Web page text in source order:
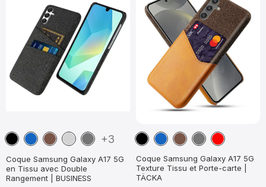
NoirBleuMarron
GrisGris +3
Coque Samsung Galaxy A17 5G
en Tissu avec Double
Rangement | BUSINESS
NoirBleuMarron
GrisRouge
Coque Samsung Galaxy A17 5G
Texture Tissu et Porte-carte |
TÄCKA